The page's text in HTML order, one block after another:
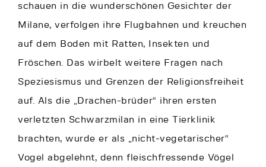
schauen in die wunderschönen Gesichter der
Milane, verfolgen ihre Flugbahnen und kreuchen
auf dem Boden mit Ratten, Insekten und
Fröschen. Das wirbelt weitere Fragen nach
Speziesismus und Grenzen der Religionsfreiheit
auf. Als die „Drachen-brüder“ ihren ersten
verletzten Schwarzmilan in eine Tierklinik
brachten, wurde er als „nicht-vegetarischer“
Vogel abgelehnt, denn fleischfressende Vögel